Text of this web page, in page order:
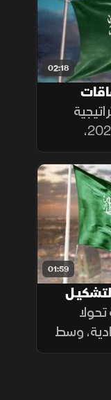
02:18
تاريخية تتوجت باتفاقية دفاعية عام 2025،
25 مليار دولار تشمل
01:59
وسط
التنموي